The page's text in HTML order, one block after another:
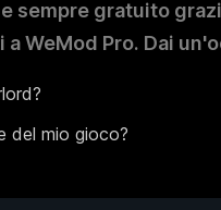
sempre gratuito
WeMod Pro. Dai
del mio gioco?